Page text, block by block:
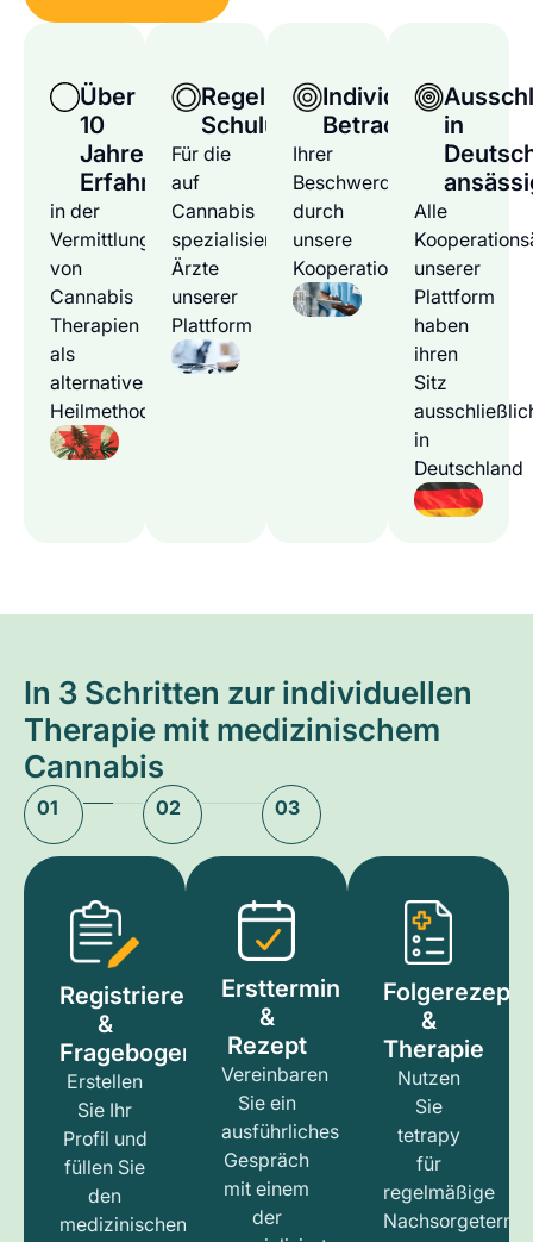
Über
10
Jahre
Erfahrung
in der
Vermittlung
von
Cannabis
Therapien
als
alternative
Heilmethode
Regelmäßige
Schulungen
Für die
auf
Cannabis
spezialisierten
Ärzte
unserer
Plattform
Individuelle
Betrachtung
Ihrer
Beschwerden
durch
unsere
Kooperationsärzte
in
Alle
unserer
Plattform
haben
ihren
Sitz
in
Deutschland
In 3 Schritten zur individuellen
Therapie mit medizinischem
Cannabis
01 02 03
Registrieren
&
Fragebogen
Erstellen
Sie Ihr
Profil und
füllen Sie
den
medizinischen
Ersttermin
&
Rezept
Vereinbaren
Sie ein
ausführliches
Gespräch
mit einem
der
Folgerezept
&
Therapie
Nutzen
Sie
tetrapy
für
regelmäßige